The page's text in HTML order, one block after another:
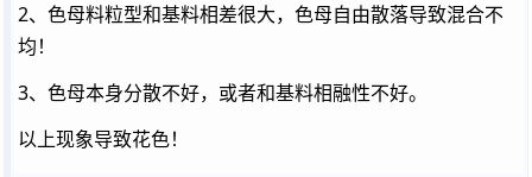
2、色母料粒型和基料相差很大，色母自由散落导致混合不
均！
3、色母本身分散不好，或者和基料相融性不好。
以上现象导致花色！